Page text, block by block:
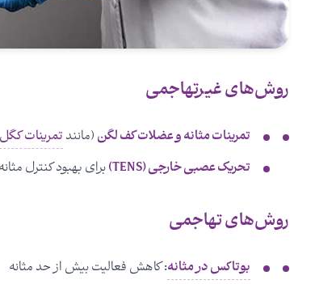
روش‌های غیرتهاجمی
تمرینات مثانه و عضلات کف لگن(مانندتمرینات کگل
تحریک عصبی خارجی (TENS)
برای بهبود کنترل مثانه
روش‌های تهاجمی
بوتاکس در مثانه: کاهش فعالیت بیش از حد مثانه